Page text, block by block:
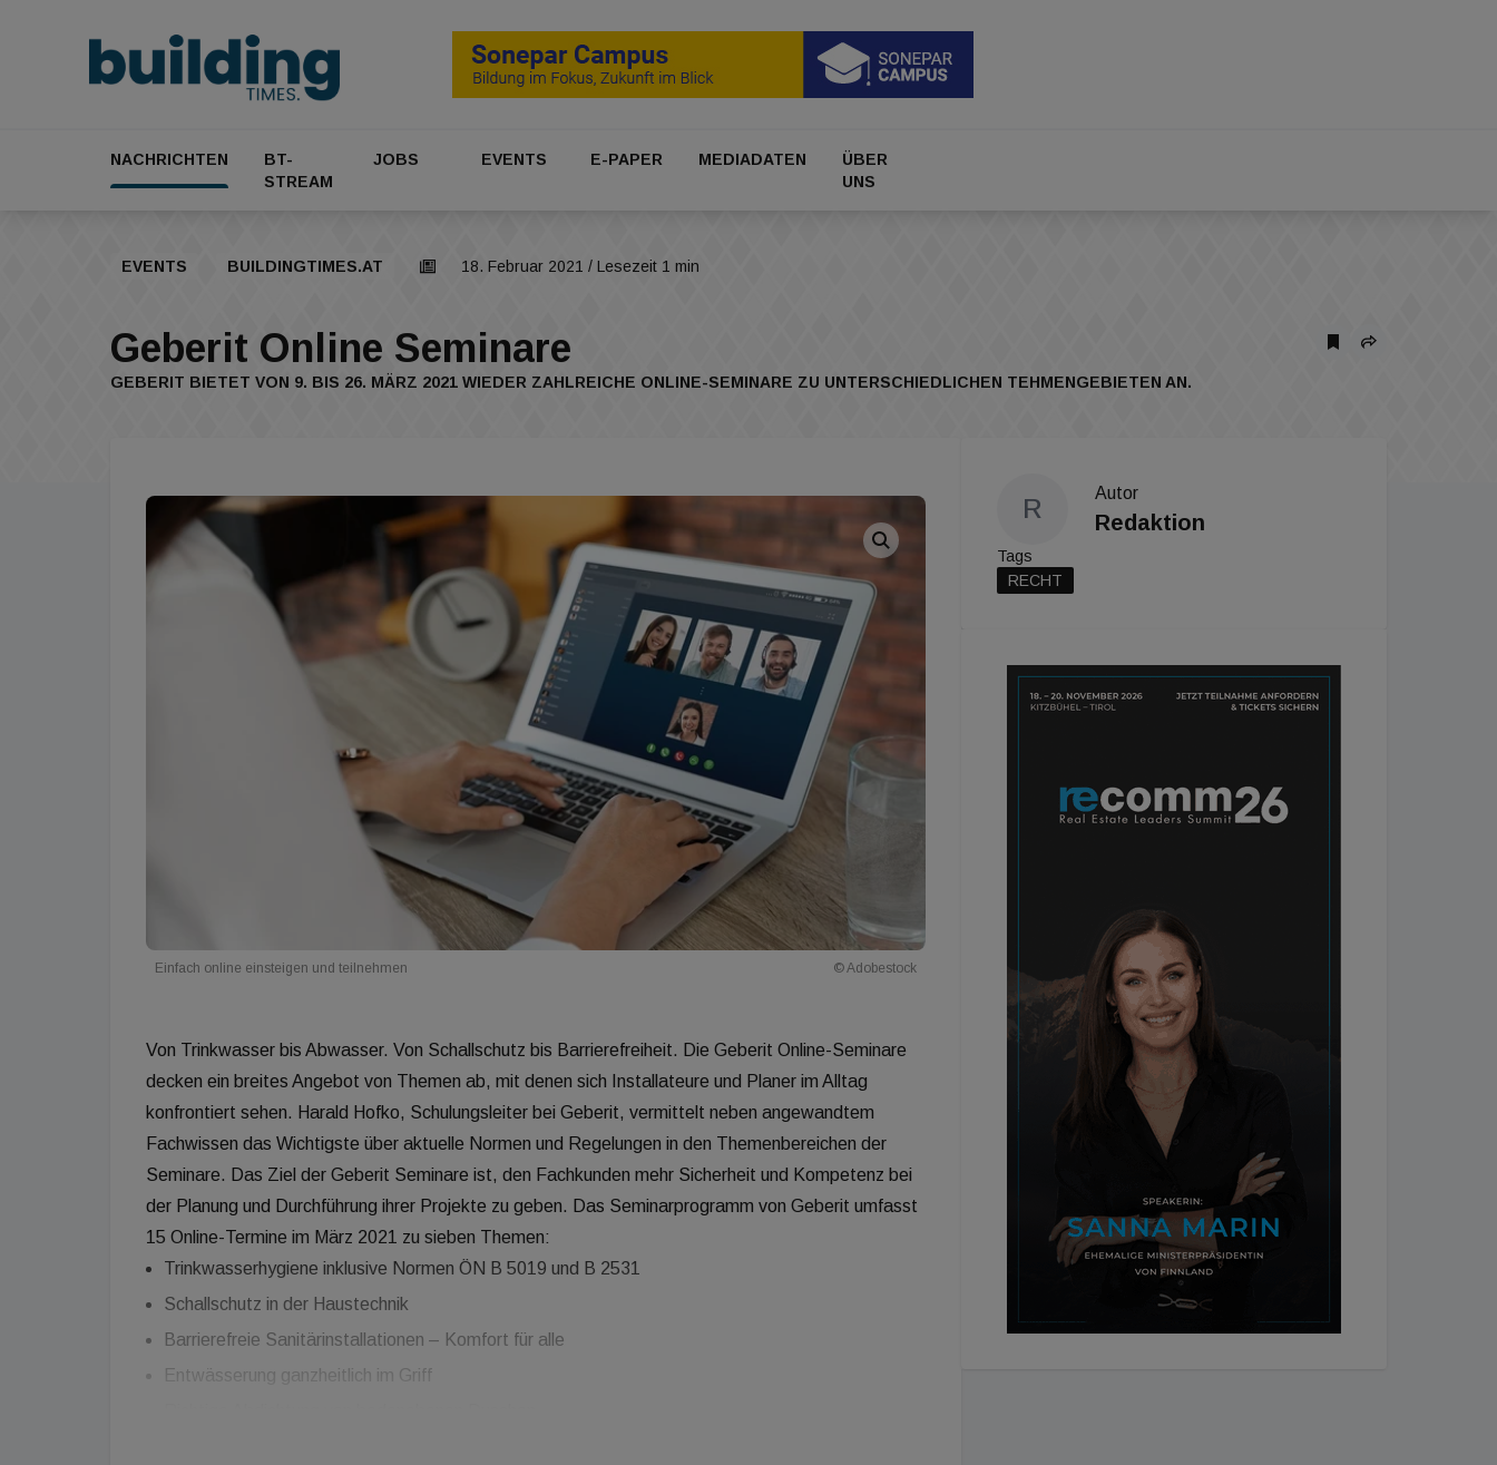
NACHRICHTEN
BT-
STREAM
JOBS EVENTS E-PAPER MEDIADATEN
ÜBER
UNS
EVENTS BUILDINGTIMES.AT 18. Februar 2021 / Lesezeit 1 min
Geberit Online Seminare
GEBERIT BIETET VON 9. BIS 26. MÄRZ 2021 WIEDER ZAHLREICHE ONLINE-SEMINARE ZU UNTERSCHIEDLICHEN TEHMENGEBIETEN AN.
Einfach online einsteigen und teilnehmen © Adobestock
Von Trinkwasser bis Abwasser. Von Schallschutz bis Barrierefreiheit. Die Geberit Online-Seminare
decken ein breites Angebot von Themen ab, mit denen sich Installateure und Planer im Alltag
konfrontiert sehen. Harald Hofko, Schulungsleiter bei Geberit, vermittelt neben angewandtem
Fachwissen das Wichtigste über aktuelle Normen und Regelungen in den Themenbereichen der
Seminare. Das Ziel der Geberit Seminare ist, den Fachkunden mehr Sicherheit und Kompetenz bei
der Planung und Durchführung ihrer Projekte zu geben. Das Seminarprogramm von Geberit umfasst
15 Online-Termine im März 2021 zu sieben Themen:
Trinkwasserhygiene inklusive Normen ÖN B 5019 und B 2531
Schallschutz in der Haustechnik
Barrierefreie Sanitärinstallationen – Komfort für alle
Entwässerung ganzheitlich im Griff
R
Autor
Redaktion
Tags
RECHT